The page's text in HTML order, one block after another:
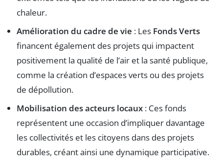
chaleur.
Amélioration du cadre de vie : Les Fonds Verts
financent également des projets qui impactent
positivement la qualité de l’air et la santé publique,
comme la création d’espaces verts ou des projets
de dépollution.
Mobilisation des acteurs locaux : Ces fonds
représentent une occasion d’impliquer davantage
les collectivités et les citoyens dans des projets
durables, créant ainsi une dynamique participative.